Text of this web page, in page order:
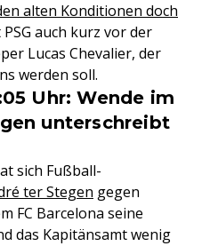
alten Konditionen doch
auch kurz vor der
Lucas Chevalier, der
werden soll.
Uhr: Wende im
unterschreibt
sich Fußball-
ter Stegen gegen
FC Barcelona seine
das Kapitänsamt wenig